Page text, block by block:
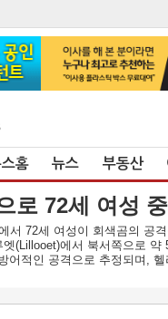
홈 뉴스 부동산
로 72세 여성
서 72세 여성이 회색곰의 공
(Lillooet)에서 북서쪽으로
어적인 공격으로 추정되며,